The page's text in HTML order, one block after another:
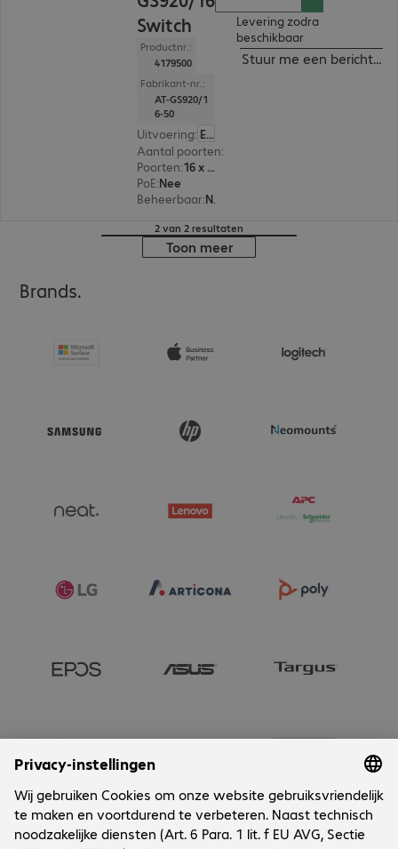
Switch
Productnr.:
4179500
Fabrikant-nr.:
AT-GS920/1
6-50
Uitvoering: Europa
Aantal poorten:
Poorten:
16 x 10/100/1000 RJ45
PoE:Nee
Beheerbaar: Nee
Levering zodra
beschikbaar
Stuur me een bericht
2 van 2 resultaten
Toon meer
Brands.